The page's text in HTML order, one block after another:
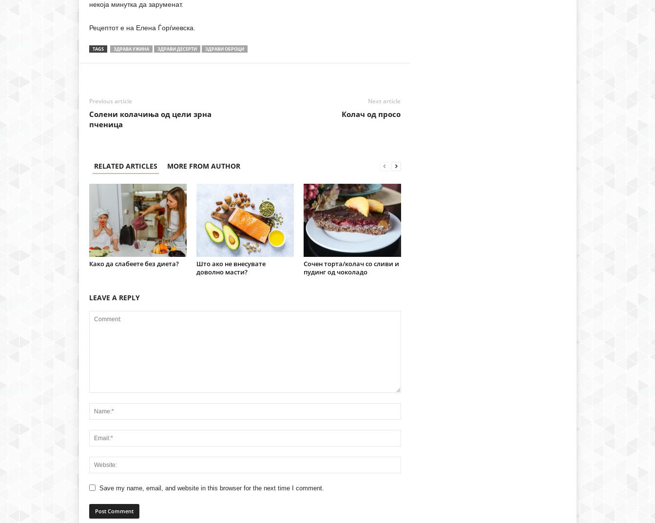
некоја минутка да заруменат.
Рецептот е на Елена Ѓорѓиевска.
TAGS ЗДРАВА УЖИНА ЗДРАВИ ДЕСЕРТИ ЗДРАВИ ОБРОЦИ
Previous article
Солени колачиња од цели зрна
пченица
Next article
Колач од просо
RELATED ARTICLES MORE FROM AUTHOR
Како да слабеете без диета?
Што ако не внесувате
доволно масти?
Сочен торта/колач со сливи и
пудинг од чоколадо
LEAVE A REPLY
Save my name, email, and website in this browser for the next time I comment.